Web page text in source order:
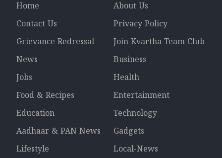
Home
About Us
Contact Us
Privacy Policy
Grievance Redressal
Join Kvartha Team Club
News
Business
Jobs
Health
Food & Recipes
Entertainment
Education
Technology
Aadhaar & PAN News
Gadgets
Lifestyle
Local-News